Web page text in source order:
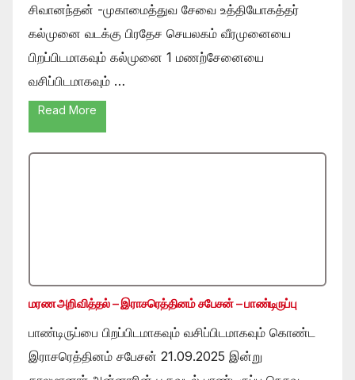
சிவானந்தன் -முகாமைத்துவ சேவை உத்தியோகத்தர்
கல்முனை வடக்கு பிரதேச செயலகம் வீரமுனையை
பிறப்பிடமாகவும் கல்முனை 1 மணற்சேனையை
வசிப்பிடமாகவும் …
Read More
மரண அறிவித்தல் – இராசரெத்தினம் சபேசன் – பாண்டிருப்பு
பாண்டிருப்பை பிறப்பிடமாகவும் வசிப்பிடமாகவும் கொண்ட
இராசரெத்தினம் சபேசன் 21.09.2025 இன்று